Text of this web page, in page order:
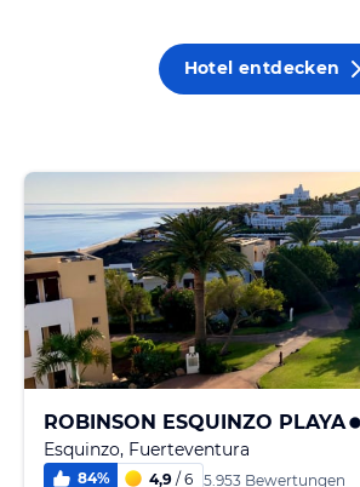
Hotel entdecken
ROBINSON ESQUINZO PLAYA
Esquinzo, Fuerteventura
84% 4,9 / 6 5.953 Bewertungen